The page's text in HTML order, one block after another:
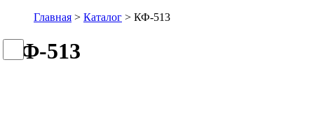
Главная > Каталог > КФ-513
КФ-513